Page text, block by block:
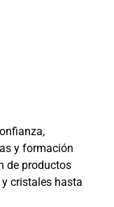
y formación
de productos
cristales hasta